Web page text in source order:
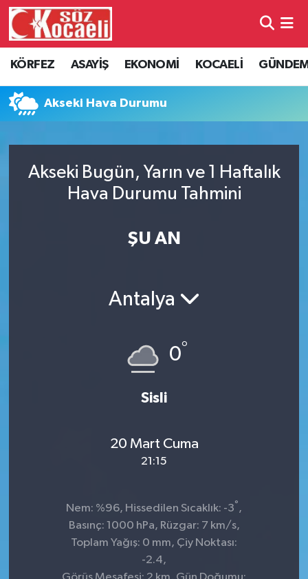
KÖRFEZ ASAYİŞ EKONOMİ KOCAELİ
Akseki Hava Durumu
Akseki Bugün, Yarın ve 1 Haftalık
Hava Durumu Tahmini
ŞU AN
Antalya
0°
Sisli
20 Mart Cuma
21:15
Nem: %96, Hissedilen Sıcaklık: -3° ,
Basınç: 1000 hPa, Rüzgar: 7 km/s,
Toplam Yağış: 0 mm, Çiy Noktası:
-2.4,
Kocaeli Hava Durumu
Kocaeli Namaz Vakitleri
Süper Lig Puan Durumu ve Fikstür